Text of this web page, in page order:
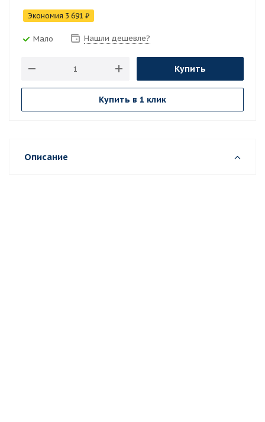
Экономия 3 691 ₽
Мало Нашли дешевле?
Купить
Купить в 1 клик
Описание